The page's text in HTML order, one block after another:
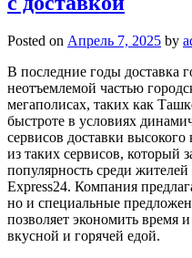
Posted on Апрель 7, 2025 by
В последние годы доставка
неотъемлемой частью
мегаполисах, таких как
быстроте в условиях
сервисов доставки
из таких сервисов, который
популярность среди
Express24. Компания
но и специальные
позволяет экономить время
вкусной и горячей едой.